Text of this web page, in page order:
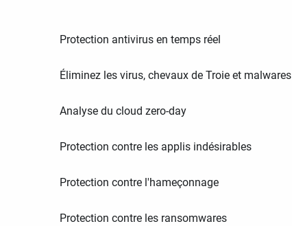
Protection antivirus en temps réel
Éliminez les virus, chevaux de Troie et malwares
Analyse du cloud zero-day
Protection contre les applis indésirables
Protection contre l'hameçonnage
Protection contre les ransomwares